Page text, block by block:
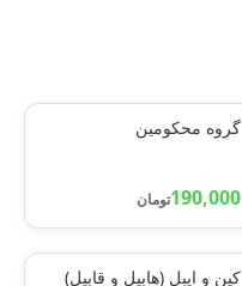
گروه محکومین
190,000تومان
کین و ایبل (هابیل و قابیل)